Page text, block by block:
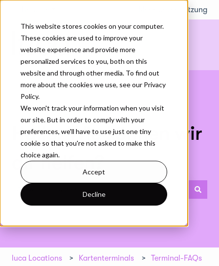
This website stores cookies on your computer.
These cookies are used to improve your
website experience and provide more
personalized services to you, both on this
website and through other media. To find out
more about the cookies we use, see our Privacy
Policy.
We won't track your information when you visit
our site. But in order to comply with your
preferences, we'll have to use just one tiny
cookie so that you're not asked to make this
choice again.
Accept
Decline
Mehr Unterstützung
Hallo. Wie können wir
dir helfen?
Es gibt keine Vorschläge, da das Suchfeld leer ist.
luca Locations Kartenterminals Terminal-FAQs